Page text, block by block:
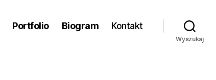
Portfolio Biogram Kontakt
Wyszukaj